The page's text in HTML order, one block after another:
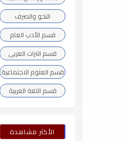
النحو والصرف
قسم الأدب العام
قسم التراث العربى
قسم العلوم الاجتماعية
قسم اللغة العربية
الأكثر مشاهدة